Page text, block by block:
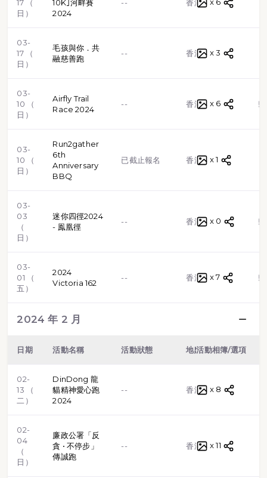
17 （
日）
10K｣河畔賽
2024
-- 香港
03-
17 （
日）
毛孩與你．共
融慈善跑
-- 香港 x 3
03-
10 （
日）
Airfly Trail
Race 2024
-- 香港 越野跑
x 6
03-
10 （
日）
Run2gather
6th
Anniversary
BBQ
已截止報名 香港 x 1
03-
03
（
日）
迷你四徑2024
- 鳯凰徑
-- 香港 越野跑
x 0
03-
01 （
五）
2024
Victoria 162
-- 香港 越野跑
x 7
2024 年 2 月
日期 活動名稱 活動狀態 地點 類型
活動相簿/選項
02-
13 （
二）
DinDong 龍
貓精神愛心跑
2024
-- 香港 x 8
02-
04
（
日）
廉政公署「反
貪 • 不停步」
傳誠跑
-- 香港 x 11